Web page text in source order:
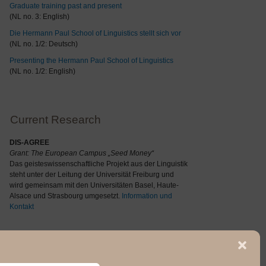
Graduate training past and present
(NL no. 3: English)
Die Hermann Paul School of Linguistics stellt sich vor
(NL no. 1/2: Deutsch)
Presenting the Hermann Paul School of Linguistics
(NL no. 1/2: English)
Current Research
DIS-AGREE
Grant: The European Campus „Seed Money“
Das geisteswissenschaftliche Projekt aus der Linguistik
steht unter der Leitung der Universität Freiburg und
wird gemeinsam mit den Universitäten Basel, Haute-
Alsace und Strasbourg umgesetzt. Information und
Kontakt